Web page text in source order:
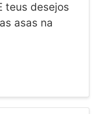
teus desejos
asas na